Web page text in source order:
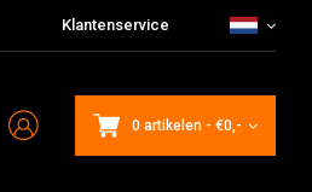
Klantenservice
0 artikelen - €0,-